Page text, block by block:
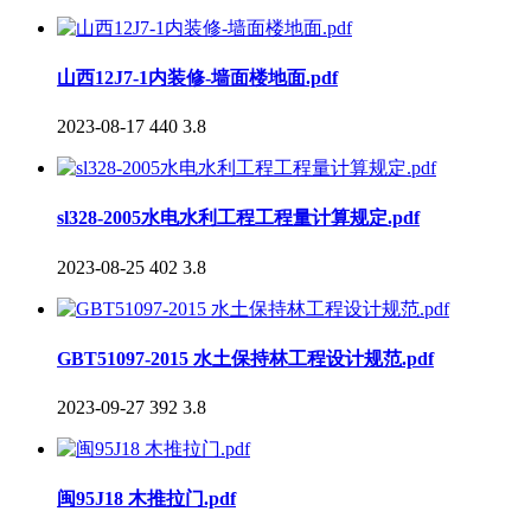
山西12J7-1内装修-墙面楼地面.pdf
2023-08-17 440 3.8
sl328-2005水电水利工程工程量计算规定.pdf
2023-08-25 402 3.8
GBT51097-2015 水土保持林工程设计规范.pdf
2023-09-27 392 3.8
闽95J18 木推拉门.pdf